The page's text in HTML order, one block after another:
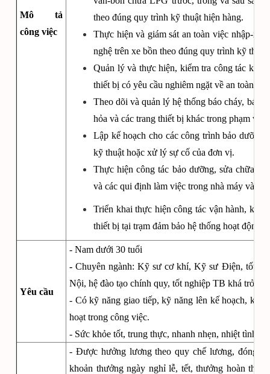
Mô tả
công việc
theo đúng quy trình kỹ thuật hiện hàng.
Thực hiện và giám sát an toàn việc nhập-
nghệ trên xe bồn theo đúng quy trình kỹ thuật
Quản lý và thực hiện, kiểm tra công tác
thiết bị có yêu cầu nghiêm ngặt về an toàn
Theo dõi và quản lý hệ thống báo cháy, báo
hỏa và các trang thiết bị khác trong phạm vi
Lập kế hoạch cho các công trình bảo
kỹ thuật hoặc xử lý sự cố của đơn vị.
Thực hiện công tác bảo dưỡng, sửa chữa,
và các qui định làm việc trong nhà máy và
Triển khai thực hiện công tác vận hành,
thiết bị tại trạm đảm bảo hệ thống hoạt động
Yêu cầu
- Nam dưới 30 tuổi
-Chuyên ngành: Kỹ sư cơ khí, Kỹ sư Điện, tốt
Nội, hệ đào tạo chính quy, tốt nghiệp TB khá trở lên.
- Có kỹ năng giao tiếp, kỹ năng lên kế hoạch, kỹ
hoạt trong công việc.
- Sức khỏe tốt, trung thực, nhanh nhẹn, nhiệt tình
- Được hưởng lương theo quy chế lương, đóng
khoản thưởng ngày nghỉ lễ, tết, thưởng hoàn